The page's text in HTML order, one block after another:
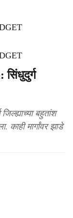
बहुतांश
काही मार्गांवर झाडे